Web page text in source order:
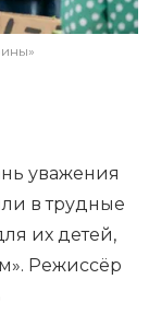
уважения
в трудные
их детей,
Режиссёр